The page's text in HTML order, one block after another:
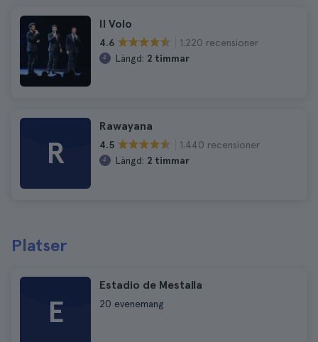
Il Volo
4.6
1.220 recensioner
Längd: 2 timmar
R
Rawayana
4.5
1.440 recensioner
Längd: 2 timmar
Platser
E
Estadio de Mestalla
20 evenemang